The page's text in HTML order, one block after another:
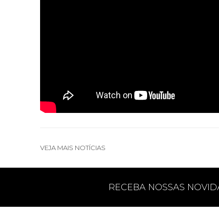
VEJA MAIS NOTÍCIAS
RECEBA NOSSAS